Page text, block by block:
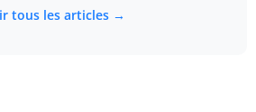
tous les articles →